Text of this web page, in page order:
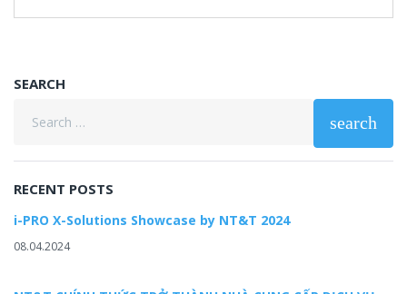
SEARCH
search
RECENT POSTS
i-PRO X-Solutions Showcase by NT&T 2024
08.04.2024